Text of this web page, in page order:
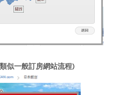
似一般訂房網站流程)